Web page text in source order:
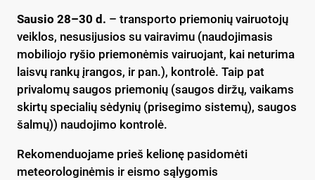
Sausio 28–30 d. – transporto priemonių vairuotojų
veiklos, nesusijusios su vairavimu (naudojimasis
mobiliojo ryšio priemonėmis vairuojant, kai neturima
laisvų rankų įrangos, ir pan.), kontrolė. Taip pat
privalomų saugos priemonių (saugos diržų, vaikams
skirtų specialių sėdynių (prisegimo sistemų), saugos
šalmų)) naudojimo kontrolė.
Rekomenduojame prieš kelionę pasidomėti
meteorologinėmis ir eismo sąlygomis